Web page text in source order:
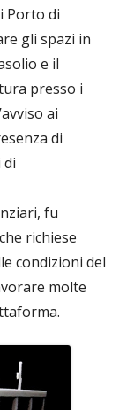
Porto di
gli spazi in
e il
presso i
ai
di
fu
richiese
condizioni del
molte